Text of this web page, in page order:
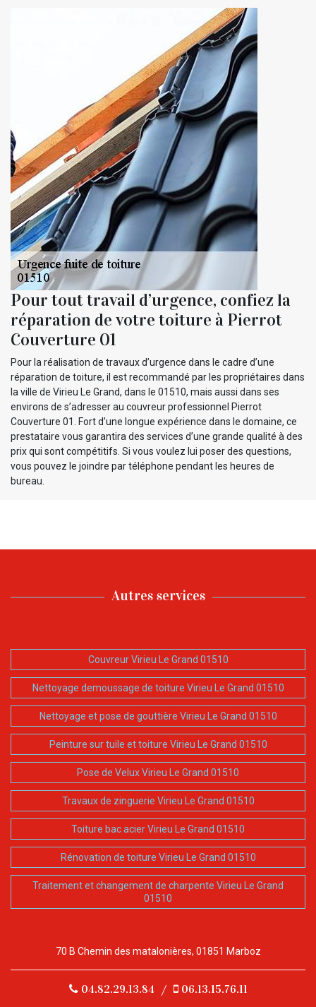
Pour tout travail d’urgence, confiez la
réparation de votre toiture à Pierrot
Couverture 01
Pour la réalisation de travaux d’urgence dans le cadre d’une
réparation de toiture, il est recommandé par les propriétaires dans
la ville de Virieu Le Grand, dans le 01510, mais aussi dans ses
environs de s’adresser au couvreur professionnel Pierrot
Couverture 01. Fort d’une longue expérience dans le domaine, ce
prestataire vous garantira des services d’une grande qualité à des
prix qui sont compétitifs. Si vous voulez lui poser des questions,
vous pouvez le joindre par téléphone pendant les heures de
bureau.
Autres services
Couvreur Virieu Le Grand 01510
Nettoyage demoussage de toiture Virieu Le Grand 01510
Nettoyage et pose de gouttière Virieu Le Grand 01510
Peinture sur tuile et toiture Virieu Le Grand 01510
Pose de Velux Virieu Le Grand 01510
Travaux de zinguerie Virieu Le Grand 01510
Toiture bac acier Virieu Le Grand 01510
Rénovation de toiture Virieu Le Grand 01510
Traitement et changement de charpente Virieu Le Grand
01510
70 B Chemin des matalonières, 01851 Marboz
04.82.29.13.84 / 06.13.15.76.11